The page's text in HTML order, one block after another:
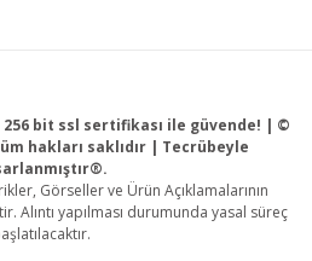
bit ssl sertifikası ile güvende! | ©
hakları saklıdır | Tecrübeyle
Görseller ve Ürün Açıklamalarının
Alıntı yapılması durumunda yasal süreç